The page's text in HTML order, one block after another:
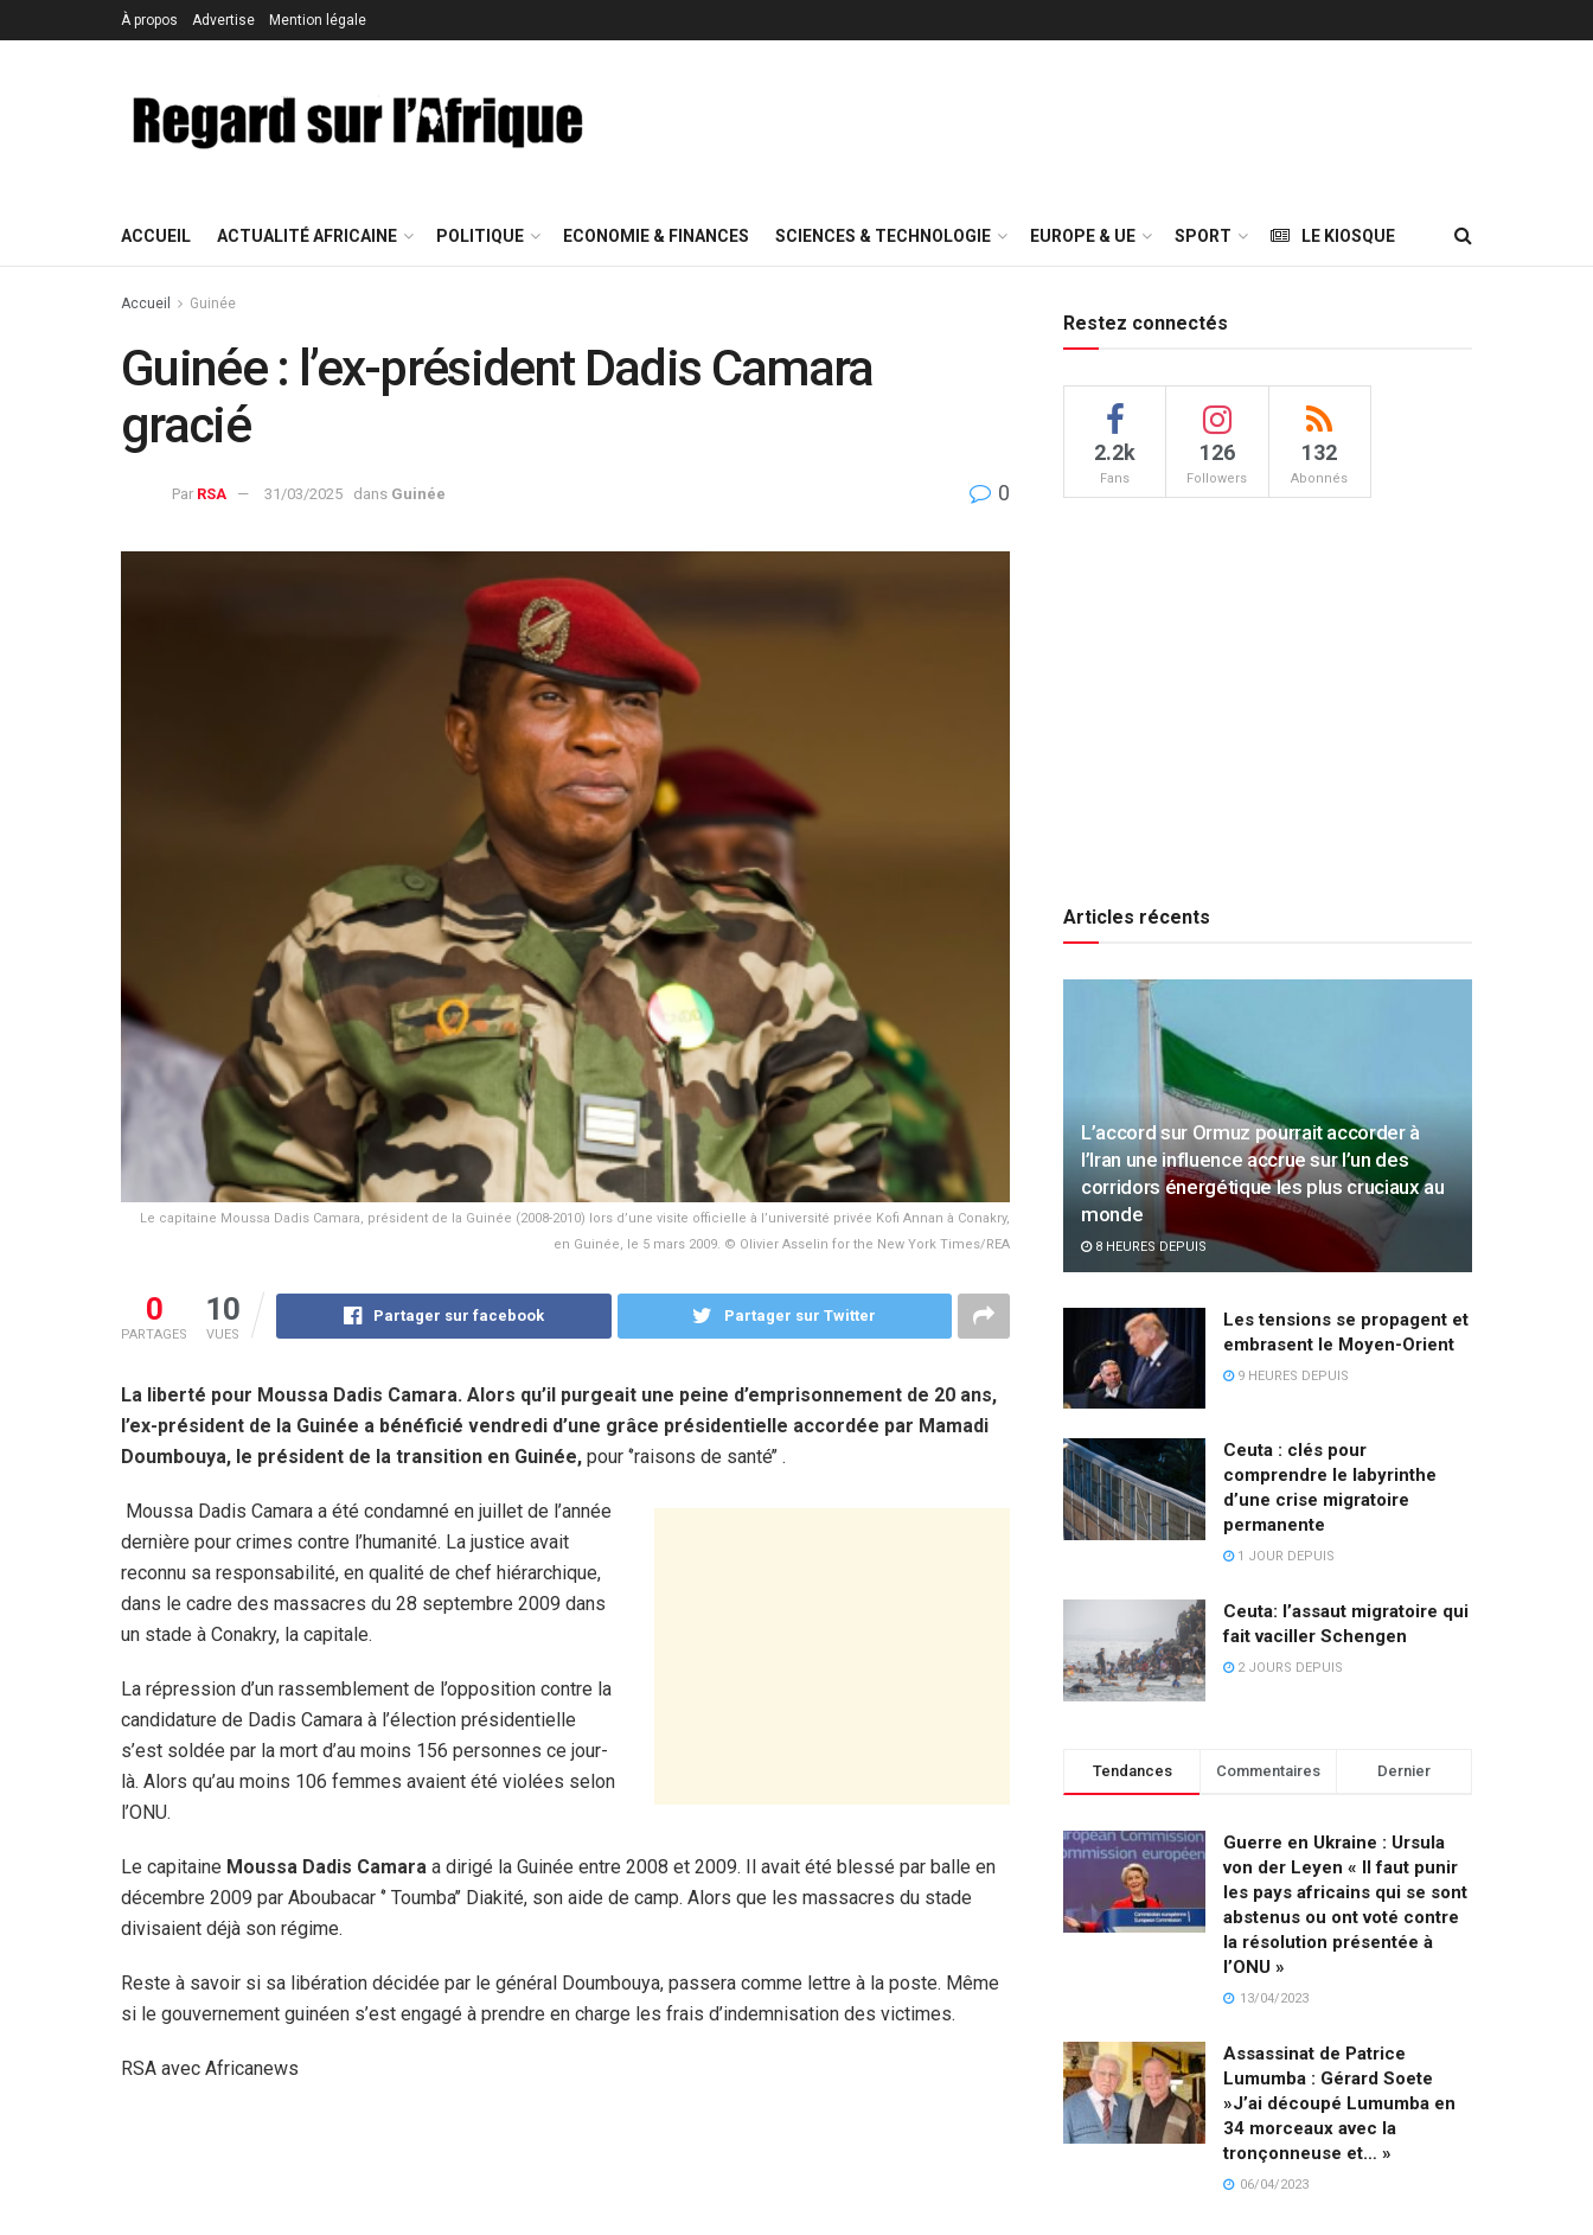
À propos Advertise Mention légale
ACCUEIL ACTUALITÉ AFRICAINE POLITIQUE ECONOMIE & FINANCES SCIENCES & TECHNOLOGIE EUROPE & UE SPORT LE KIOSQUE
Accueil Guinée
Guinée : l’ex-président Dadis Camara
gracié
Par RSA 31/03/2025 dans Guinée 0
Le capitaine Moussa Dadis Camara, président de la Guinée (2008-2010) lors d’une visite officielle à l’université privée Kofi Annan à Conakry,
en Guinée, le 5 mars 2009. © Olivier Asselin for the New York Times/REA
0
PARTAGES
10
VUES
Partager sur facebook Partager sur Twitter
La liberté pour Moussa Dadis Camara. Alors qu’il purgeait une peine d’emprisonnement de 20 ans,
l’ex-président de la Guinée a bénéficié vendredi d’une grâce présidentielle accordée par Mamadi
Doumbouya, le président de la transition en Guinée, pour ‘’raisons de santé’’ .
Moussa Dadis Camara a été condamné en juillet de l’année
dernière pour crimes contre l’humanité. La justice avait
reconnu sa responsabilité, en qualité de chef hiérarchique,
dans le cadre des massacres du 28 septembre 2009 dans
un stade à Conakry, la capitale.
La répression d’un rassemblement de l’opposition contre la
candidature de Dadis Camara à l’élection présidentielle
s’est soldée par la mort d’au moins 156 personnes ce jour-
là. Alors qu’au moins 106 femmes avaient été violées selon
l’ONU.
Le capitaine Moussa Dadis Camara a dirigé la Guinée entre 2008 et 2009. Il avait été blessé par balle en
décembre 2009 par Aboubacar ‘’ Toumba’’ Diakité, son aide de camp. Alors que les massacres du stade
divisaient déjà son régime.
Reste à savoir si sa libération décidée par le général Doumbouya, passera comme lettre à la poste. Même
si le gouvernement guinéen s’est engagé à prendre en charge les frais d’indemnisation des victimes.
RSA avec Africanews
Restez connectés
2.2k
Fans
126
Followers
132
Abonnés
Articles récents
L’accord sur Ormuz pourrait accorder à
l’Iran une influence accrue sur l’un des
corridors énergétique les plus cruciaux au
monde
8 HEURES DEPUIS
Les tensions se propagent et
embrasent le Moyen-Orient
9 HEURES DEPUIS
Ceuta : clés pour
comprendre le labyrinthe
d’une crise migratoire
permanente
1 JOUR DEPUIS
Ceuta: l’assaut migratoire qui
fait vaciller Schengen
2 JOURS DEPUIS
Tendances Commentaires Dernier
Guerre en Ukraine : Ursula
von der Leyen « Il faut punir
les pays africains qui se sont
abstenus ou ont voté contre
la résolution présentée à
l’ONU »
13/04/2023
Assassinat de Patrice
Lumumba : Gérard Soete
»J’ai découpé Lumumba en
34 morceaux avec la
tronçonneuse et… »
06/04/2023